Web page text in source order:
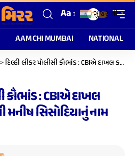
Aa
AAM CHI MUMBAI NATIONAL
>દિલ્હી લીકર પોલીસી કૌભાંડ : CBIએ દાખલ કરેલી ચાર્જશીટમાંથી મનીષ સિસોદિયાનું નામ ગાયબ
કૌભાંડ : CBIએ દાખલ
મનીષ સિસોદિયાનું નામ
ગુજરાતી ▼